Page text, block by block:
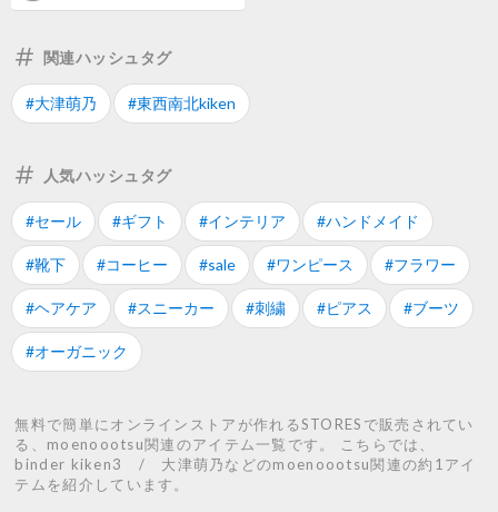
関連ハッシュタグ
#大津萌乃 #東西南北kiken
人気ハッシュタグ
#セール #ギフト #インテリア #ハンドメイド
#靴下 #コーヒー #sale #ワンピース #フラワー
#ヘアケア #スニーカー #刺繍 #ピアス #ブーツ
#オーガニック
無料で簡単にオンラインストアが作れるSTORESで販売されてい
る、moenoootsu関連のアイテム一覧です。 こちらでは、
binder kiken3 / 大津萌乃などのmoenoootsu関連の約1アイ
テムを紹介しています。